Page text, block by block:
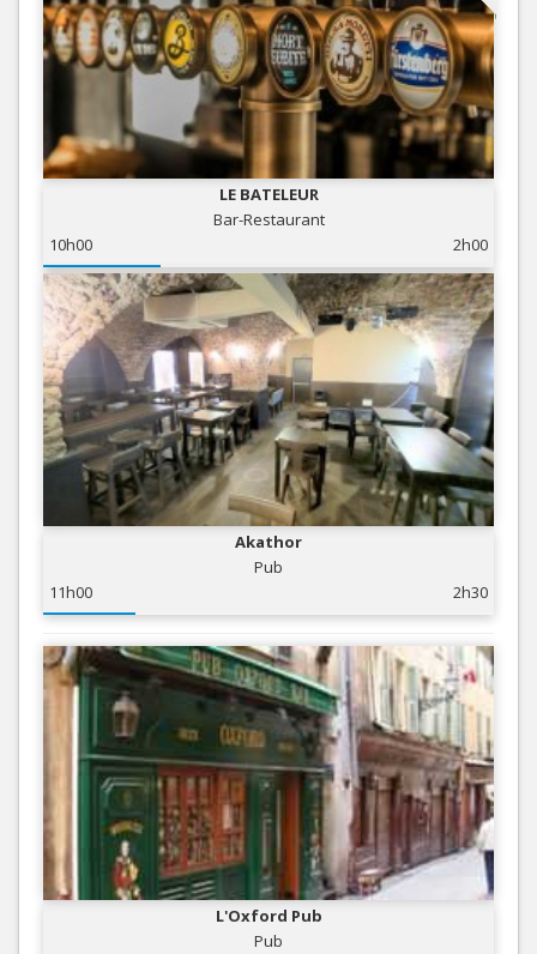
LE BATELEUR
Bar-Restaurant
10h00
2h00
Akathor
Pub
11h00
2h30
L'Oxford Pub
Pub